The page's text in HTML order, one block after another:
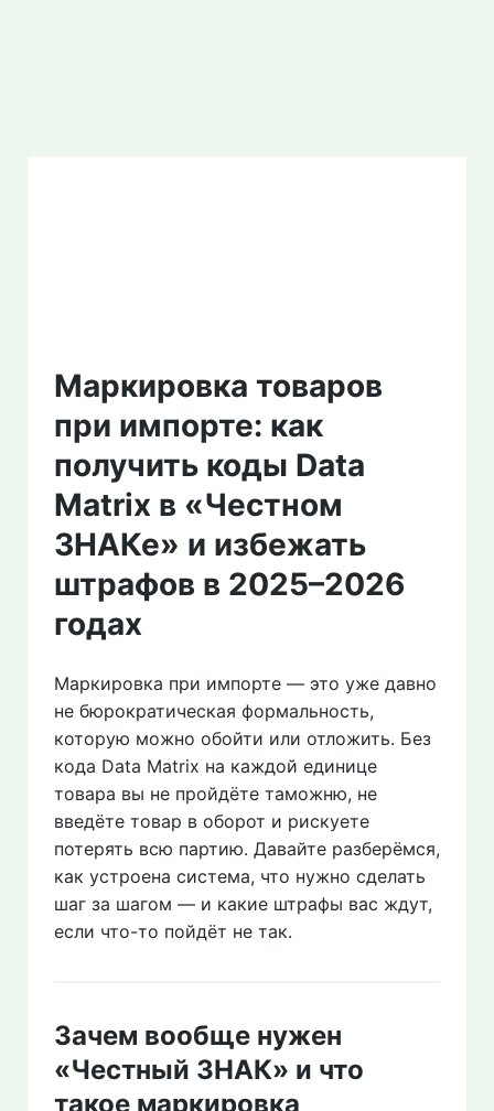
Маркировка товаров
при импорте: как
получить коды Data
Matrix в «Честном
ЗНАКе» и избежать
штрафов в 2025–2026
годах
Маркировка при импорте — это уже давно
не бюрократическая формальность,
которую можно обойти или отложить. Без
кода Data Matrix на каждой единице
товара вы не пройдёте таможню, не
введёте товар в оборот и рискуете
потерять всю партию. Давайте разберёмся,
как устроена система, что нужно сделать
шаг за шагом — и какие штрафы вас ждут,
если что-то пойдёт не так.
Зачем вообще нужен
«Честный ЗНАК» и что
такое маркировка